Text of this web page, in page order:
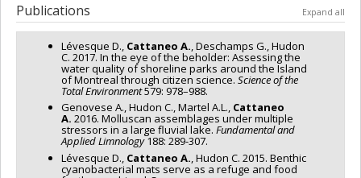
Publications Expand all
Lévesque D., Cattaneo A., Deschamps G., Hudon
C. 2017. In the eye of the beholder: Assessing the
water quality of shoreline parks around the Island
of Montreal through citizen science. Science of the
Total Environment579: 978–988.
Genovese A., Hudon C., Martel A.L., Cattaneo
A. 2016. Molluscan assemblages under multiple
stressors in a large fluvial lake. Fundamental and
Applied Limnology188: 289-307.
Lévesque D., Cattaneo A., Hudon C. 2015. Benthic
cyanobacterial mats serve as a refuge and food